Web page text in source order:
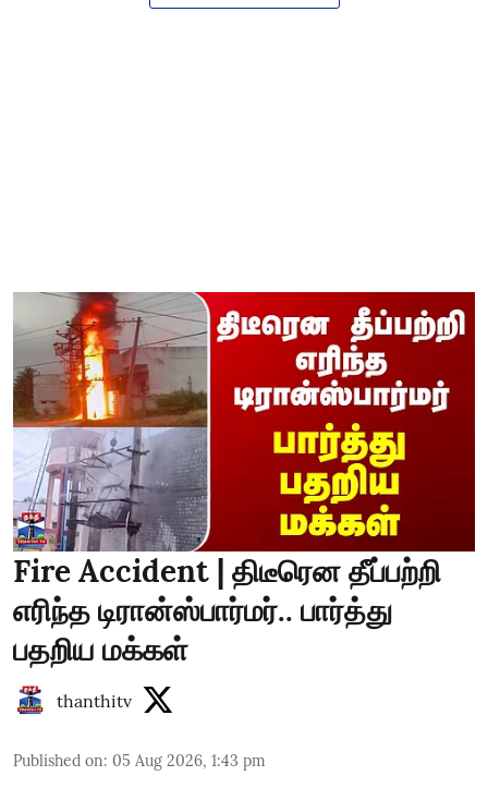
Fire Accident | திடீரென தீப்பற்றி
எரிந்த டிரான்ஸ்பார்மர்.. பார்த்து
பதறிய மக்கள்
thanthitv
Published on: 05 Aug 2026, 1:43 pm